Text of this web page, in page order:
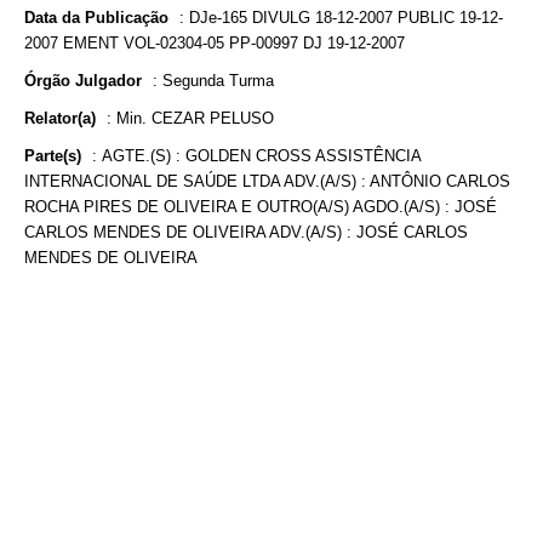
Data da Publicação : DJe-165 DIVULG 18-12-2007 PUBLIC 19-12-
2007 EMENT VOL-02304-05 PP-00997 DJ 19-12-2007
Órgão Julgador : Segunda Turma
Relator(a) : Min. CEZAR PELUSO
Parte(s) : AGTE.(S) : GOLDEN CROSS ASSISTÊNCIA
INTERNACIONAL DE SAÚDE LTDA ADV.(A/S) : ANTÔNIO CARLOS
ROCHA PIRES DE OLIVEIRA E OUTRO(A/S) AGDO.(A/S) : JOSÉ
CARLOS MENDES DE OLIVEIRA ADV.(A/S) : JOSÉ CARLOS
MENDES DE OLIVEIRA